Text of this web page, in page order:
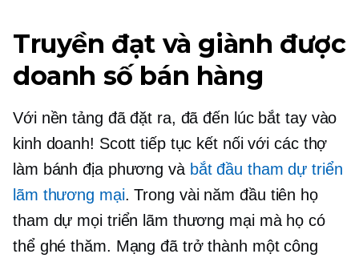
Truyền đạt và giành được
doanh số bán hàng
Với nền tảng đã đặt ra, đã đến lúc bắt tay vào
kinh doanh! Scott tiếp tục kết nối với các thợ
làm bánh địa phương và bắt đầu tham dự triển
lãm thương mại. Trong vài năm đầu tiên họ
tham dự mọi triển lãm thương mại mà họ có
thể ghé thăm. Mạng đã trở thành một công